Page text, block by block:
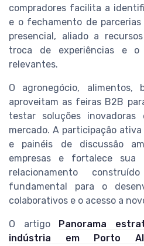
compradores facilita a
e o fechamento de
presencial, aliado a
troca de experiências e o
relevantes.
O agronegócio, alimentos,
aproveitam as feiras B2B
testar soluções
mercado. A participação
e painéis de discussão
empresas e fortalece sua
relacionamento
fundamental para o
colaborativos e o acesso a
O artigo Panorama
indústria em Porto